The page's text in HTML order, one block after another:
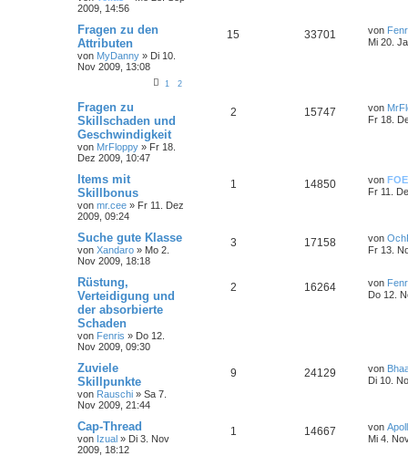
2009, 14:56
Fragen zu den
Attributen
von MyDanny » Di 10.
Nov 2009, 13:08
1 2
15 33701 von
Mi 20.
Fragen zu
Skillschaden und
Geschwindigkeit
von MrFloppy » Fr 18.
Dez 2009, 10:47
2 15747 von
Fr 18.
Items mit
Skillbonus
von mr.cee » Fr 11. Dez
2009, 09:24
1 14850 von FOE
Fr 11.
Suche gute Klasse
von Xandaro » Mo 2.
Nov 2009, 18:18
3 17158 von
Fr 13.
Rüstung,
Verteidigung und
der absorbierte
Schaden
von Fenris » Do 12.
Nov 2009, 09:30
2 16264 von
Do 12.
Zuviele
Skillpunkte
von Rauschi » Sa 7.
Nov 2009, 21:44
9 24129 von
Di 10.
Cap-Thread
von Izual » Di 3. Nov
2009, 18:12
1 14667 von
Mi 4.